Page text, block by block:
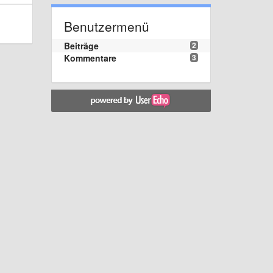
Benutzermenü
2
Beiträge
3
Kommentare